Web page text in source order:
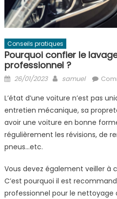
Conseils pratiques
Pourquoi confier le
professionnel ?
Posted
26/01/2023 Author
samuel
L’état d’une voiture n’est pas
entretien mécanique, sa
avoir une voiture en bonne
régulièrement les révisions, de
pneus…etc.
Vous devez également veiller à
C’est pourquoi il est
professionnel pour le nettoyage